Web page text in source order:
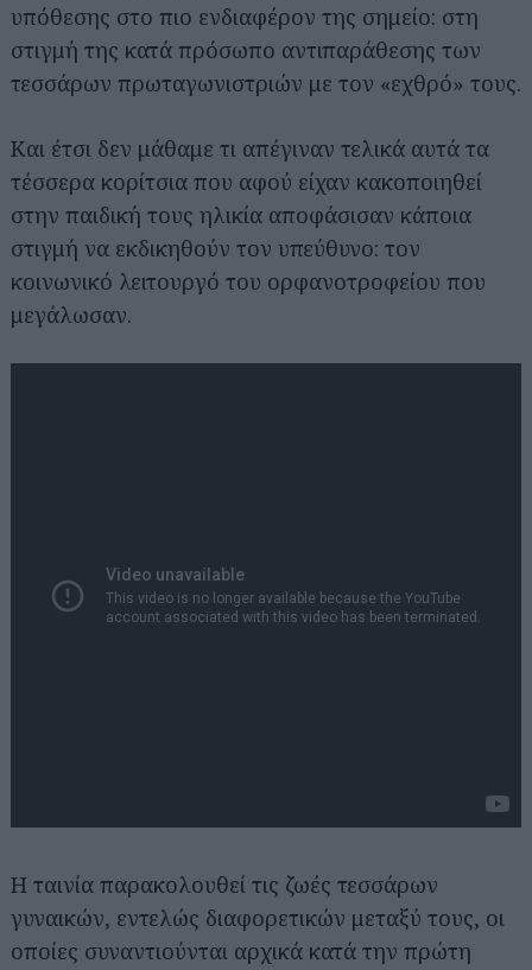
υπόθεσης στο πιο ενδιαφέρον της σημείο: στη
στιγμή της κατά πρόσωπο αντιπαράθεσης των
τεσσάρων πρωταγωνιστριών με τον «εχθρό» τους.
Και έτσι δεν μάθαμε τι απέγιναν τελικά αυτά τα
τέσσερα κορίτσια που αφού είχαν κακοποιηθεί
στην παιδική τους ηλικία αποφάσισαν κάποια
στιγμή να εκδικηθούν τον υπεύθυνο: τον
κοινωνικό λειτουργό του ορφανοτροφείου που
μεγάλωσαν.
Η ταινία παρακολουθεί τις ζωές τεσσάρων
γυναικών, εντελώς διαφορετικών μεταξύ τους, οι
οποίες συναντιούνται αρχικά κατά την πρώτη